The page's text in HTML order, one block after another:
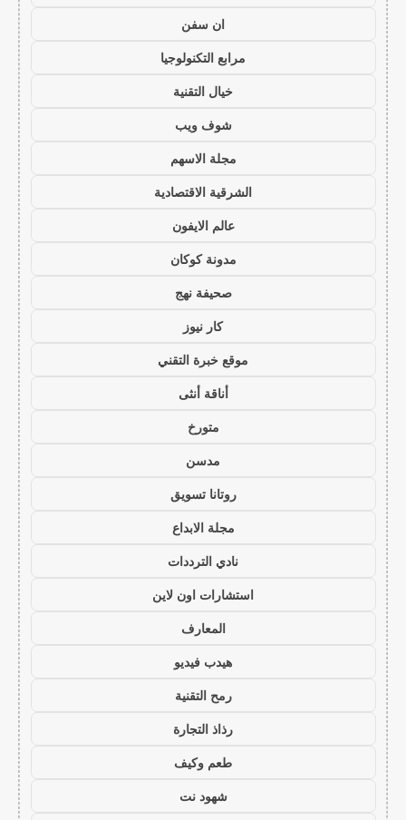
ان سفن
مرابع التكنولوجيا
خيال التقنية
شوف ويب
مجلة الاسهم
الشرقية الاقتصادية
عالم الايفون
مدونة كوكان
صحيفة نهج
كار نيوز
موقع خبرة التقني
أناقة أنثى
متورخ
مدسن
روتانا تسويق
مجلة الابداع
نادي الترددات
استشارات اون لاين
المعارف
هيدب فيديو
رمح التقنية
رذاذ التجارة
طعم وكيف
شهود نت